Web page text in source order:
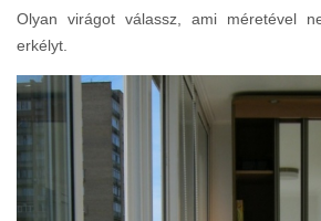
Olyan virágot válassz, ami méretével
erkélyt.